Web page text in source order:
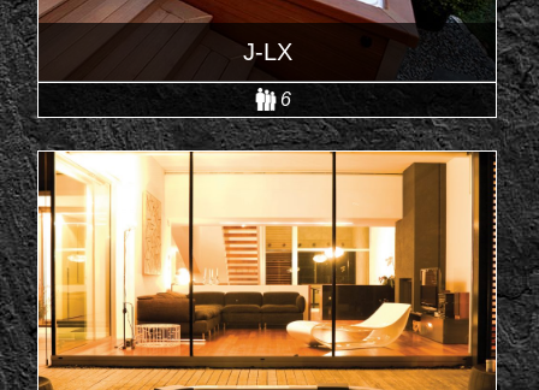
J-LX
6